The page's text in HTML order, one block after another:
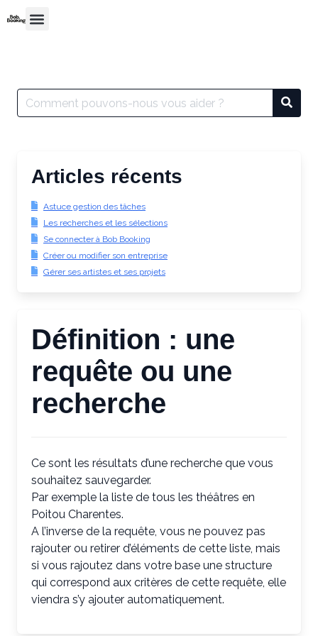
Articles récents
Astuce gestion des tâches
Les recherches et les sélections
Se connecter à Bob Booking
Créer ou modifier son entreprise
Gérer ses artistes et ses projets
Définition : une
requête ou une
recherche
Ce sont les résultats d’une recherche que vous
souhaitez sauvegarder.
Par exemple la liste de tous les théâtres en
Poitou Charentes.
A l’inverse de la requête, vous ne pouvez pas
rajouter ou retirer d’éléments de cette liste, mais
si vous rajoutez dans votre base une structure
qui correspond aux critères de cette requête, elle
viendra s’y ajouter automatiquement.